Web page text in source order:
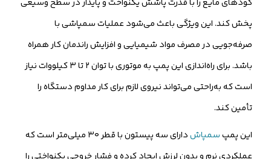
کودهای مایع را با قدرت پاشش یکنواخت و پایدار در سطح وسیعی
پخش کند. این ویژگی باعث می‌شود عملیات سمپاشی با
صرفه‌جویی در مصرف مواد شیمیایی و افزایش راندمان کار همراه
باشد. برای راه‌اندازی این پمپ به موتوری با توان ۲ تا ۳ کیلووات نیاز
است که به‌راحتی می‌تواند نیروی لازم برای کار مداوم دستگاه را
تأمین کند.
این پمپسمپاش
دارای سه پیستون با قطر ۳۰ میلی‌متر است که